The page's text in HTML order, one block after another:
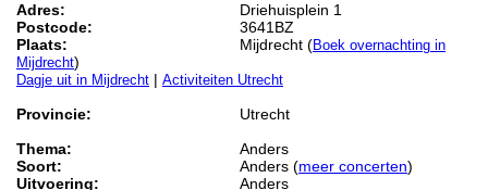
Adres:
Driehuisplein 1
Postcode:
3641BZ
Plaats:
Mijdrecht (Boek overnachting in
Mijdrecht)
Dagje uit in Mijdrecht | Activiteiten Utrecht
Provincie:
Utrecht
Thema:
Anders
Soort:
Anders (meer concerten)
Uitvoering:
Anders